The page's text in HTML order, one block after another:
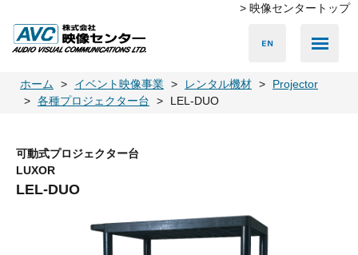
> 映像センタートップ
ホーム イベント映像事業 レンタル機材
Projector
各種プロジェクター台
LEL-DUO
可動式プロジェクター台
LUXOR
LEL-DUO